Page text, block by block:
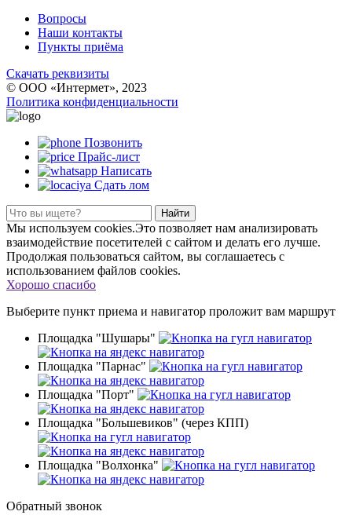
Вопросы
Наши контакты
Пункты приёма
Скачать реквизиты
© ООО «Интермет», 2023
Политика конфиденциальности
Позвонить
Прайс-лист
Написать
Сдать лом
Найти
Мы используем cookies.Это позволяет нам анализировать
взаимодействие посетителей с сайтом и делать его лучше.
Продолжая пользоваться сайтом, вы соглашаетесь с
использованием файлов cookies.
Хорошо спасибо
Выберите пункт приема и навигатор проложит вам маршрут
Площадка "Шушары"
Площадка "Парнас"
Площадка "Порт"
Площадка "Большевиков" (через КПП)
Площадка "Волхонка"
Обратный звонок